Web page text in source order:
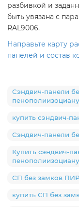
разбивкой и
быть увязана с
RAL9006.
Направьте карту
панелей и состав
Сэндвич-панели
купить сэндвич-
Сэндвич-панели
Купить сэндвич-
СП без замков ПИР
купить СП без